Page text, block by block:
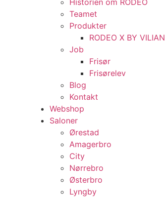
Historien om RODEO
Teamet
Produkter
RODEO X BY VILIAN
Job
Frisør
Frisørelev
Blog
Kontakt
Webshop
Saloner
Ørestad
Amagerbro
City
Nørrebro
Østerbro
Lyngby